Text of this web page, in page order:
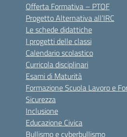
Offerta Formativa – PTOF
Progetto Alternativa all’IRC
Le schede didattiche
I progetti delle classi
Calendario scolastico
Curricola disciplinari
Esami di Maturità
Formazione Scuola Lavoro e
Sicurezza
Inclusione
Educazione Civica
Bullismo e cyberbullismo